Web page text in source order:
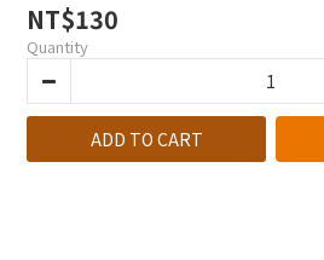
NT$130
Quantity
ADD TO CART